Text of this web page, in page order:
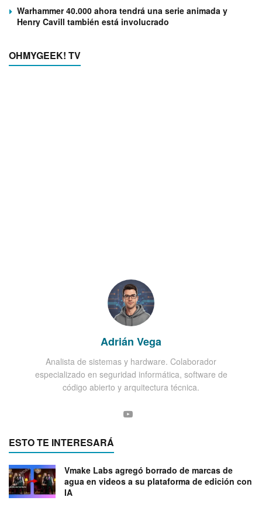
Warhammer 40.000 ahora tendrá una serie animada y
Henry Cavill también está involucrado
OHMYGEEK! TV
Adrián Vega
Analista de sistemas y hardware. Colaborador
especializado en seguridad informática, software de
código abierto y arquitectura técnica.
ESTO TE INTERESARÁ
Vmake Labs agregó borrado de marcas de
agua en videos a su plataforma de edición con
IA